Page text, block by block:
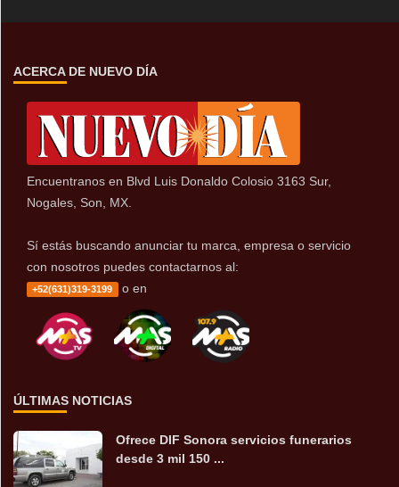
ACERCA DE NUEVO DÍA
Encuentranos en Blvd Luis Donaldo Colosio 3163 Sur,
Nogales, Son, MX.
Sí estás buscando anunciar tu marca, empresa o servicio
con nosotros puedes contactarnos al:
+52(631)319-3199 o en
ÚLTIMAS NOTICIAS
Ofrece DIF Sonora servicios funerarios
desde 3 mil 150 ...